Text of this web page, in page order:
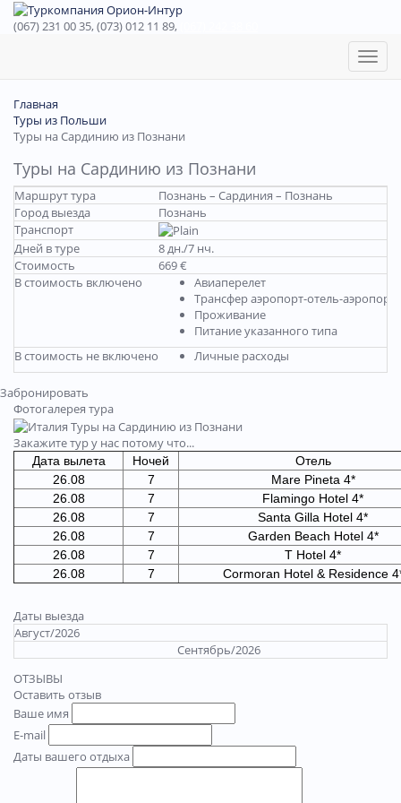
(067) 231 00 35, (073) 012 11 89,
Toggle
Главная
Туры из Польши
Туры на Сардинию из Познани
Туры на Сардинию из Познани
Маршрут тура
Познань – Сардиния – Познань
Город выезда
Познань
Транспорт
Дней в туре
8 дн./7 нч.
Стоимость
669 €
В стоимость включено
Авиаперелет
Трансфер аэропорт-отель-аэропорт
Проживание
Питание указанного типа
В стоимость не включено
Личные расходы
Забронировать
Фотогалерея тура
Закажите тур у нас потому что...
Дата вылета Ночей
Отель
26.08
7
Mare Pineta 4*
26.08
7
Flamingo Hotel 4*
26.08
7
Santa Gilla Hotel 4*
26.08
7
Garden Beach Hotel 4*
26.08
7
T Hotel 4*
26.08
7 Cormoran Hotel & Residence
Даты выезда
Август/2026
Сентябрь/2026
ОТЗЫВЫ
Оставить отзыв
Ваше имя
E-mail
Даты вашего отдыха